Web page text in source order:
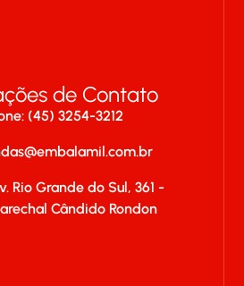
de Contato
(45) 3254-3212
Rio Grande do Sul, 361 -
Cândido Rondon